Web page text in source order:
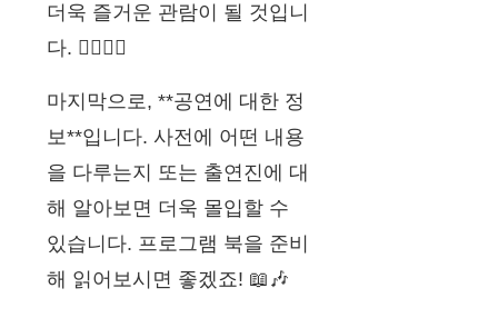
더욱 즐거운 관람이 될 것입니
다. 🙇‍♂️🙇‍♀️
마지막으로, **공연에 대한 정
보**입니다. 사전에 어떤 내용
을 다루는지 또는 출연진에 대
해 알아보면 더욱 몰입할 수
있습니다. 프로그램 북을 준비
해 읽어보시면 좋겠죠! 📖🎶